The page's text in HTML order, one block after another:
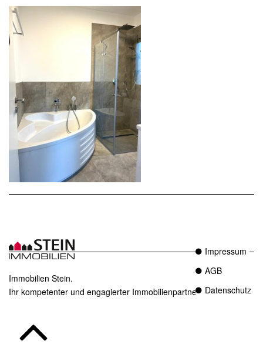
Immobilien Stein.
Ihr kompetenter und engagierter Immobilienpartner in Essen.
Impressum
AGB
Datenschutz